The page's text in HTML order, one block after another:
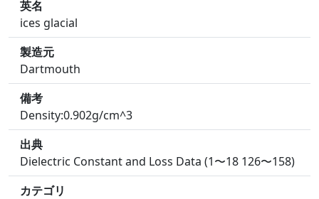
英名
ices glacial
製造元
Dartmouth
備考
Density:0.902g/cm^3
出典
Dielectric Constant and Loss Data (1〜18 126〜158)
カテゴリ